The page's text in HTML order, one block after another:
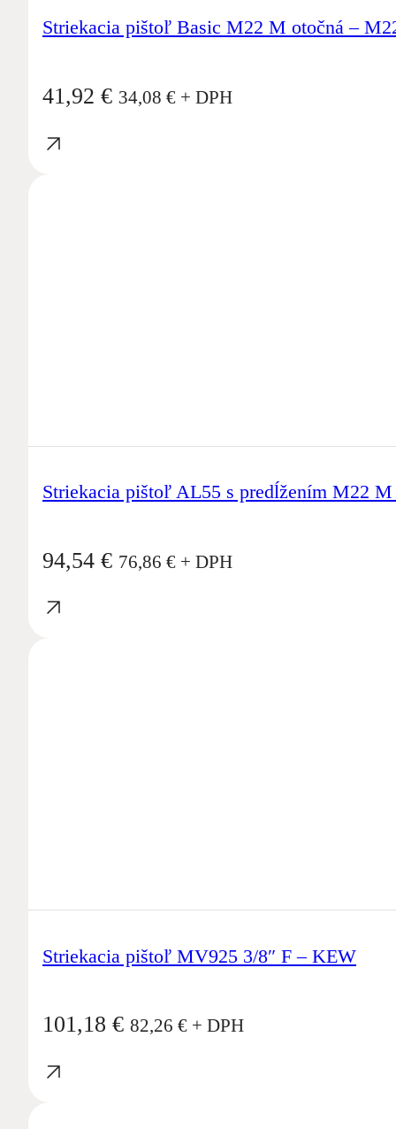
Striekacia pištoľ Basic M22 M otočná –
41,92 € 34,08 € + DPH
Striekacia pištoľ AL55 s predĺžením M22
94,54 € 76,86 € + DPH
Striekacia pištoľ MV925 3/8″ F – KEW
101,18 € 82,26 € + DPH